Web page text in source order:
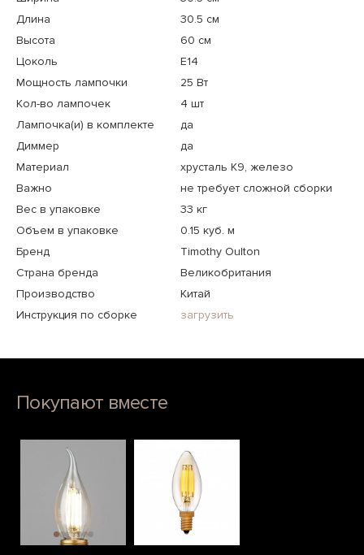
Длина
30.5 см
Высота
60 см
Цоколь
E14
Мощность лампочки
25 Вт
Кол-во лампочек
4 шт
Лампочка(и) в комплекте
да
Диммер
да
Материал
хрусталь K9, железо
Важно
не требует сложной сборки
Вес в упаковке
33 кг
Объем в упаковке
0.15 куб. м
Бренд
Timothy Oulton
Страна бренда
Великобритания
Производство
Китай
Инструкция по сборке
загрузить
Покупают вместе